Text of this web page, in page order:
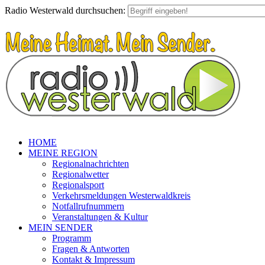
Radio Westerwald durchsuchen:
HOME
MEINE REGION
Regionalnachrichten
Regionalwetter
Regionalsport
Verkehrsmeldungen Westerwaldkreis
Notfallrufnummern
Veranstaltungen & Kultur
MEIN SENDER
Programm
Fragen & Antworten
Kontakt & Impressum